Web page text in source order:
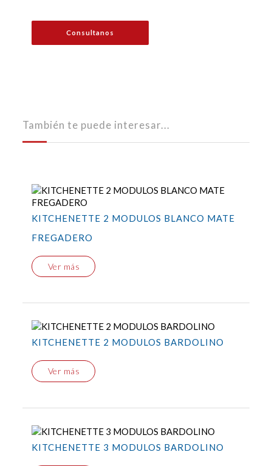
Consultanos
También te puede interesar...
KITCHENETTE 2 MODULOS BLANCO MATE
FREGADERO
Ver más
KITCHENETTE 2 MODULOS BARDOLINO
Ver más
KITCHENETTE 3 MODULOS BARDOLINO